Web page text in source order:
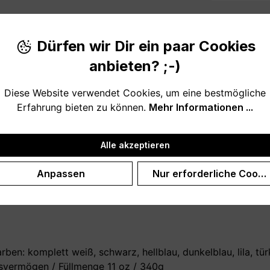
personalisiert mit eigenem Namen / Wunschnamen)
sagen, als Geburtstagsgeschenk, zum Muttertag, zu
Schlicht und auf den Punkt gebracht.
komplett weiß, schwarz, hellblau, dunkelblau, lila,
/ Füllmenge 11 oz / 340g
Dürfen wir Dir ein paar Cookies
anbieten? ;-)
Diese Website verwendet Cookies, um eine bestmögliche
Erfahrung bieten zu können. Mehr Informationen ...
Alle akzeptieren
Anpassen Nur erforderliche